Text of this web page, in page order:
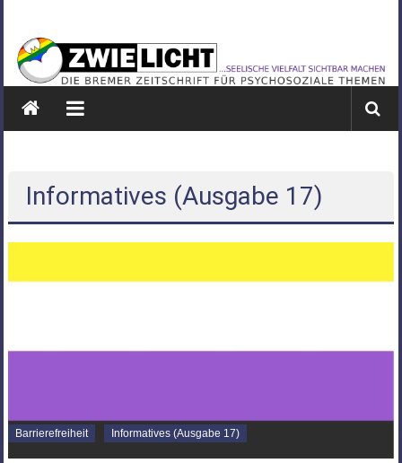
springen
ZWIELICHT
BREMEN
DIE
PSYCHOSOZIALE
THEMEN
Informatives (Ausgabe 17)
Barrierefreiheit Informatives (Ausgabe 17)